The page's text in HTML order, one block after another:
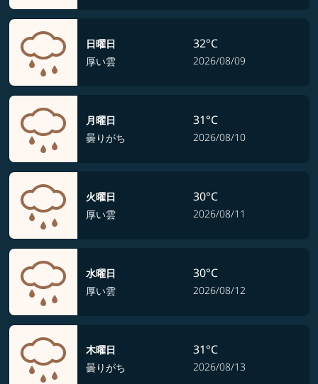
日曜日
厚い雲
32°C
2026/08/09
月曜日
曇りがち
31°C
2026/08/10
火曜日
厚い雲
30°C
2026/08/11
水曜日
厚い雲
30°C
2026/08/12
木曜日
曇りがち
31°C
2026/08/13